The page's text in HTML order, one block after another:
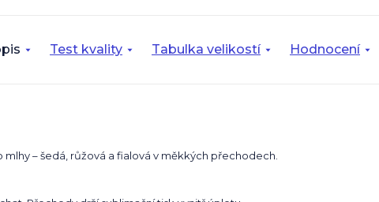
Test kvality Tabulka velikostí Hodnocení
– šedá, růžová a fialová v měkkých přechodech.